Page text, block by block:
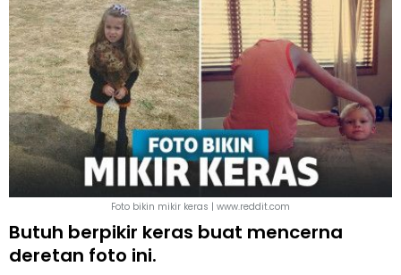
Foto bikin mikir keras | www.reddit.com
Butuh berpikir keras buat mencerna
deretan foto ini.